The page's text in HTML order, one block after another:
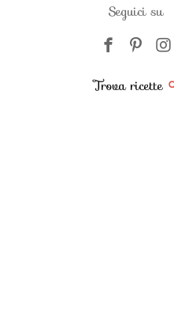
Seguici su
Trova ricette